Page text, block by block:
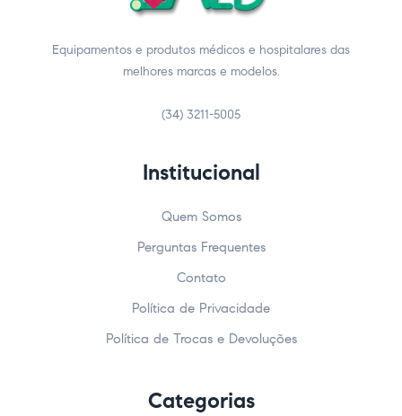
Equipamentos e produtos médicos e hospitalares das
melhores marcas e modelos.
(34) 3211-5005
Institucional
Quem Somos
Perguntas Frequentes
Contato
Política de Privacidade
Política de Trocas e Devoluções
Categorias